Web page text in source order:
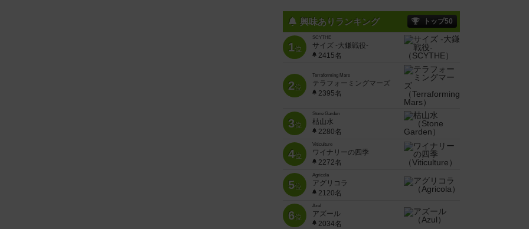
興味ありランキング トップ50
1位
SCYTHE
サイズ -大鎌戦役-
2415名
2位
Terraforming Mars
テラフォーミングマーズ
2395名
3位
Stone Garden
枯山水
2280名
4位
Viticulture
ワイナリーの四季
2272名
5位
Agricola
アグリコラ
2120名
6位
Azul
アズール
2034名